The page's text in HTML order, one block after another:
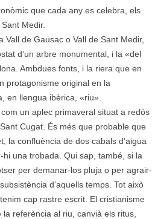
que cada any es celebra, els
Medir.
de Gausac o Vall de Sant Medir,
d’un arbre monumental, i la «del
Ambdues fonts, i la riera que en
protagonisme original en la
en llengua ibèrica, «riu».
un aplec primaveral situat a redós
Cugat. És més que probable que
la confluència de dos cabals d’aigua
una trobada. Qui sap, també, si la
per demanar-los pluja o per agrair-
d’aquells temps. Tot això
cap rastre escrit. El cristianisme
referència al riu, canvià els ritus,